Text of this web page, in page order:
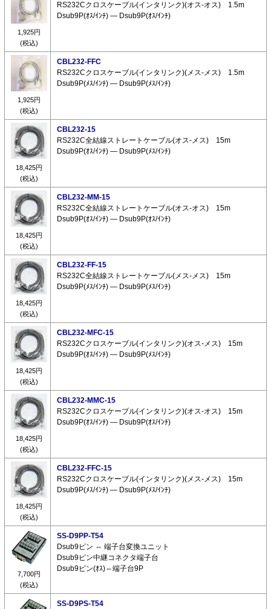
1,925円
(税込)
RS232Cクロスケーブル(インタリンク)(オス-オス) 1.5m
Dsub9P(ｵｽ/ｲﾝﾁ) ― Dsub9P(ｵｽ/ｲﾝﾁ)
1,925円
(税込)
CBL232-FFC
RS232Cクロスケーブル(インタリンク)(メス-メス) 1.5m
Dsub9P(ﾒｽ/ｲﾝﾁ) ― Dsub9P(ﾒｽ/ｲﾝﾁ)
18,425円
(税込)
CBL232-15
RS232C全結線ストレートケーブル(オス-メス) 15m
Dsub9P(ｵｽ/ｲﾝﾁ) ― Dsub9P(ﾒｽ/ｲﾝﾁ)
18,425円
(税込)
CBL232-MM-15
RS232C全結線ストレートケーブル(オス-オス) 15m
Dsub9P(ｵｽ/ｲﾝﾁ) ― Dsub9P(ｵｽ/ｲﾝﾁ)
18,425円
(税込)
CBL232-FF-15
RS232C全結線ストレートケーブル(メス-メス) 15m
Dsub9P(ﾒｽ/ｲﾝﾁ) ― Dsub9P(ﾒｽ/ｲﾝﾁ)
18,425円
(税込)
CBL232-MFC-15
RS232Cクロスケーブル(インタリンク)(オス-メス) 15m
Dsub9P(ｵｽ/ｲﾝﾁ) ― Dsub9P(ﾒｽ/ｲﾝﾁ)
18,425円
(税込)
CBL232-MMC-15
RS232Cクロスケーブル(インタリンク)(オス-オス) 15m
Dsub9P(ｵｽ/ｲﾝﾁ) ― Dsub9P(ｵｽ/ｲﾝﾁ)
18,425円
(税込)
CBL232-FFC-15
RS232Cクロスケーブル(インタリンク)(メス-メス) 15m
Dsub9P(ﾒｽ/ｲﾝﾁ) ― Dsub9P(ﾒｽ/ｲﾝﾁ)
7,700円
(税込)
SS-D9PP-T54
Dsub9ピン ⇔ 端子台変換ユニット
Dsub9ピン中継コネクタ端子台
Dsub9ピン(ｵｽ)⇔端子台9P
SS-D9PS-T54